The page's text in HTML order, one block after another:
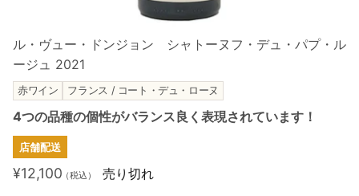
ル・ヴュー・ドンジョン シャトーヌフ・デュ・パプ・ル
ージュ 2021
赤ワイン フランス / コート・デュ・ローヌ
4つの品種の個性がバランス良く表現されています！
店舗配送
¥12,100（税込） 売り切れ